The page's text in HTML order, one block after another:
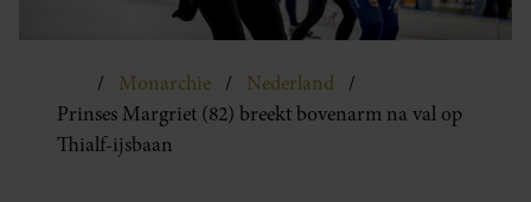
Monarchie
Nederland
Prinses Margriet (82) breekt bovenarm na val op
Thialf-ijsbaan